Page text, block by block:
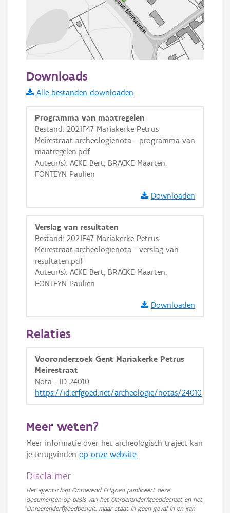
Informatie Vlaanderen
i
+ −
Basis Lagen
OSM-Basiskaart
Ortho
GRB-Basiskaart
Downloads
Alle bestanden downloaden
Programma van maatregelen
Bestand: 2021F47 Mariakerke Petrus
Meirestraat archeologienota - programma van
maatregelen.pdf
Auteur(s): ACKE Bert, BRACKE Maarten,
FONTEYN Paulien
Downloaden
Verslag van resultaten
Bestand: 2021F47 Mariakerke Petrus
Meirestraat archeologienota - verslag van
resultaten.pdf
Auteur(s): ACKE Bert, BRACKE Maarten,
FONTEYN Paulien
Downloaden
Relaties
Vooronderzoek Gent Mariakerke Petrus
Meirestraat
Nota - ID 24010
https://id.erfgoed.net/archeologie/notas/24010
Meer weten?
Meer informatie over het archeologisch traject kan
je terugvinden op onze website.
Disclaimer
Het agentschap Onroerend Erfgoed publiceert deze
documenten op basis van het Onroerenderfgoeddecreet en het
Onroerenderfgoedbesluit, maar staat in geen geval in en kan